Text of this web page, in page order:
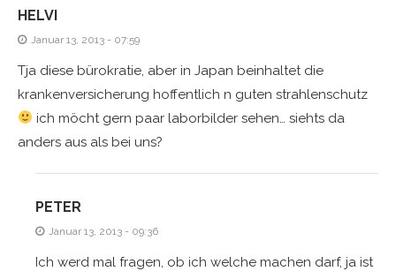
HELVI
Januar 13, 2013 - 07:59
Tja diese bürokratie, aber in Japan beinhaltet die
krankenversicherung hoffentlich n guten strahlenschutz
ich möcht gern paar laborbilder sehen… siehts da
anders aus als bei uns?
PETER
Januar 13, 2013 - 09:36
Ich werd mal fragen, ob ich welche machen darf, ja ist